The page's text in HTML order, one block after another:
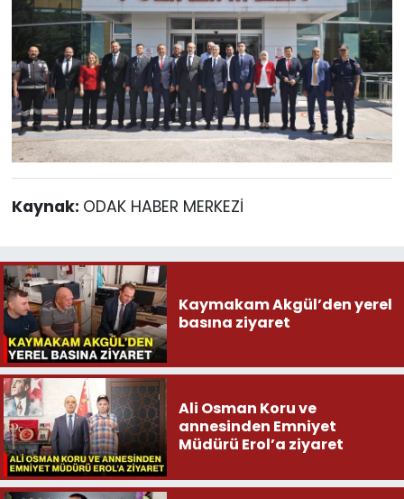
Kaynak: ODAK HABER MERKEZİ
Kaymakam Akgül’den yerel
basına ziyaret
Ali Osman Koru ve
annesinden Emniyet
Müdürü Erol’a ziyaret